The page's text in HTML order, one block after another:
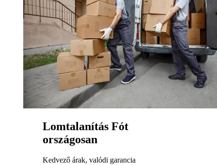
Lomtalanítás Fót
országosan
Kedvező árak, valódi garancia